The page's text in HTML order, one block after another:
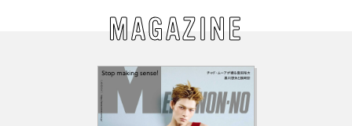
MAGAZINE